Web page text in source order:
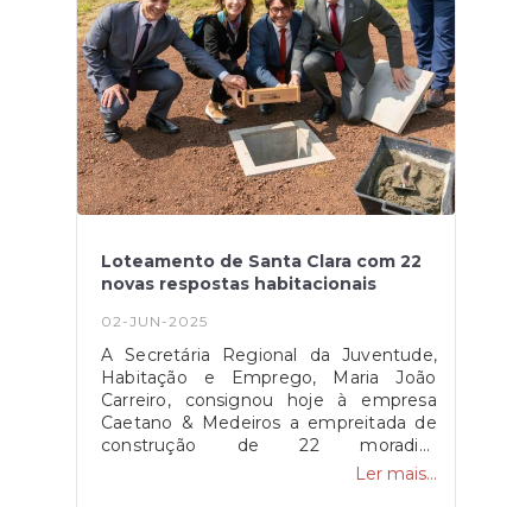
Sensibilização Ambiental estará a
realizar uma Ação de Sensibilização no
auditório do Centro Cívico e Cultural de
Santa Clara no próximo dia 04 de junho
pelas 18h30.
Loteamento de Santa Clara com 22
novas respostas habitacionais
02-JUN-2025
A Secretária Regional da Juventude,
Habitação e Emprego, Maria João
Carreiro, consignou hoje à empresa
Caetano & Medeiros a empreitada de
construção de 22 moradias
unifamiliares no loteamento de Santa
Ler mais...